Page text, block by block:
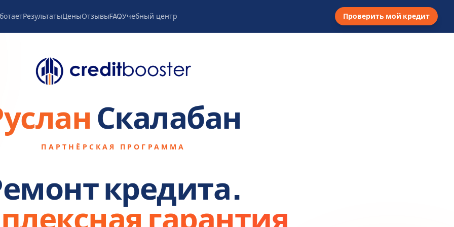
РезультатыЦеныОтзывыFAQУчебный центр Проверить мой кредит
Скалабан
ПАРТНЁРСКАЯ ПРОГРАММА
кредита.
гарантия